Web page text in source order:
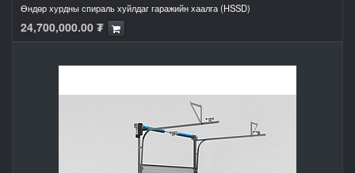
Өндөр хурдны спираль хуйлдаг гаражийн хаалга (HSSD)
24,700,000.00 ₮